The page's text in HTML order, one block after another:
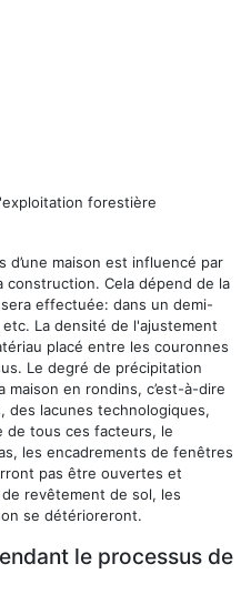
forestière
maison est influencé par
Cela dépend de la
effectuée: dans un demi-
La densité de l'ajustement
placé entre les couronnes
Le degré de précipitation
maison en rondins, c’est-à-dire
des lacunes technologiques,
de tous ces facteurs, le
les encadrements de fenêtres
pas être ouvertes et
revêtement de sol, les
se détérioreront.
le processus de